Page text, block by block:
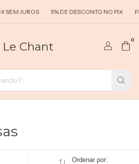
SEM JUROS 5% DE DESCONTO NO PIX
Le Chant 0
Ordenar por: